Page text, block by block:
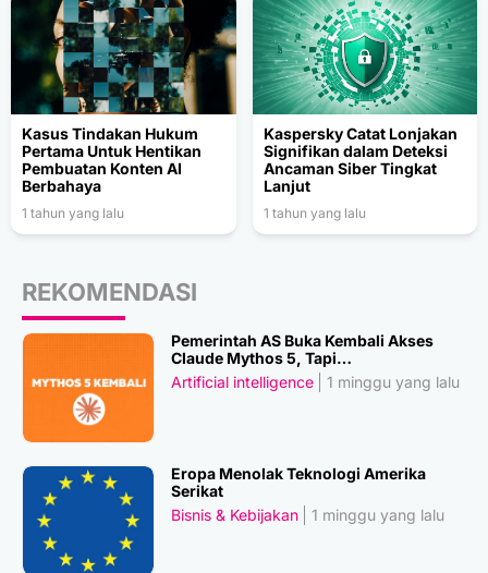
Kasus Tindakan Hukum
Pertama Untuk Hentikan
Pembuatan Konten AI
Berbahaya
1 tahun yang lalu
Kaspersky Catat Lonjakan
Signifikan dalam Deteksi
Ancaman Siber Tingkat
Lanjut
1 tahun yang lalu
REKOMENDASI
Pemerintah AS Buka Kembali Akses
Claude Mythos 5, Tapi…
Artificial intelligence
1 minggu yang lalu
Eropa Menolak Teknologi Amerika
Serikat
Bisnis & Kebijakan
1 minggu yang lalu